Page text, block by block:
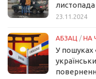
листопада
23.11.2024
АБЗАЦ / НА
У пошуках